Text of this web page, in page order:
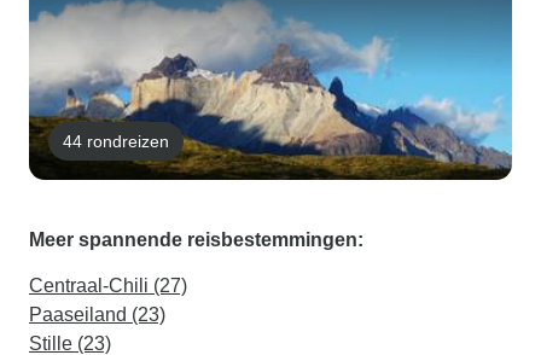
44 rondreizen
Meer spannende reisbestemmingen:
Centraal-Chili (27)
Paaseiland (23)
Stille (23)